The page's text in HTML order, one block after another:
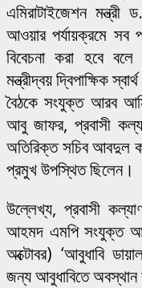
এমিরাটাইজেশন
আওয়ার পর্যায়ক্রমে সব
বিবেচনা করা হবে
মন্ত্রীদ্বয় দ্বিপাক্ষিক
বৈঠকে সংযুক্ত আরব
আবু জাফর, প্রবাসী
অতিরিক্ত সচিব আবদুল
প্রমুখ উপস্থিত ছিলেন।
উল্লেখ্য, প্রবাসী
আহমদ এমপি সংযুক্ত
অক্টোবর) ‘আবুধাবি
জন্য আবুধাবিতে